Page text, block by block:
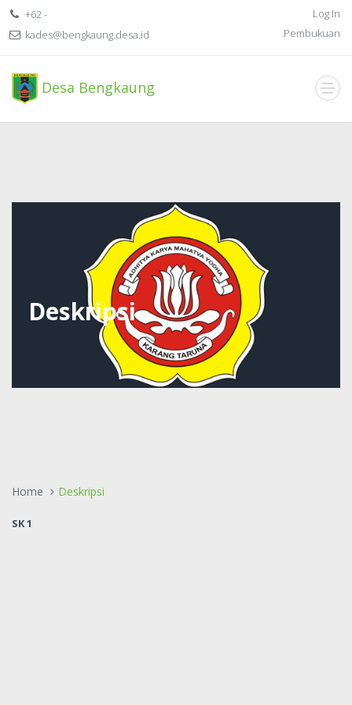
+62 -
kades@bengkaung.desa.id
Log In
Pembukuan
Desa Bengkaung
Deskripsi
Home Deskripsi
SK 1